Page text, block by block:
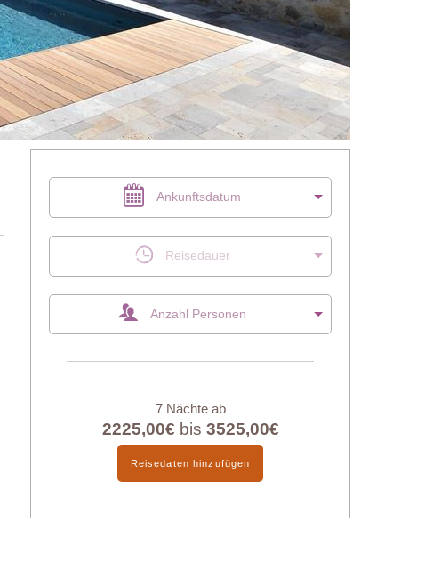
Ankunftsdatum
Reisedauer
Anzahl Personen
7 Nächte ab
2225,00€ bis 3525,00€
Reisedaten hinzufügen